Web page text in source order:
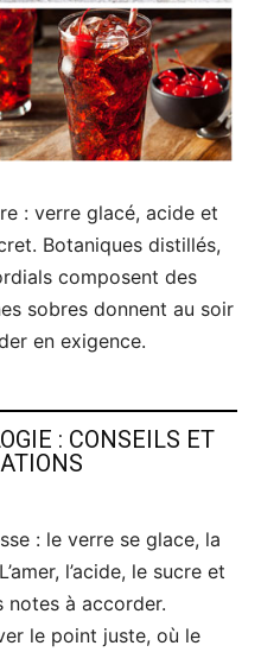
: verre glacé, acide et
Botaniques distillés,
composent des
sobres donnent au soir
en exigence.
: CONSEILS ET
: le verre se glace, la
l’acide, le sucre et
notes à accorder.
le point juste, où le